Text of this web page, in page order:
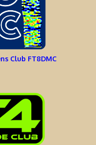
Club FT8DMC